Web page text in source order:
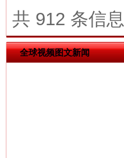
共 912 条信息
全球视频图文新闻